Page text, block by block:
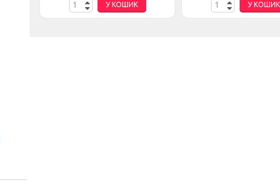
У КОШИК У КОШИК